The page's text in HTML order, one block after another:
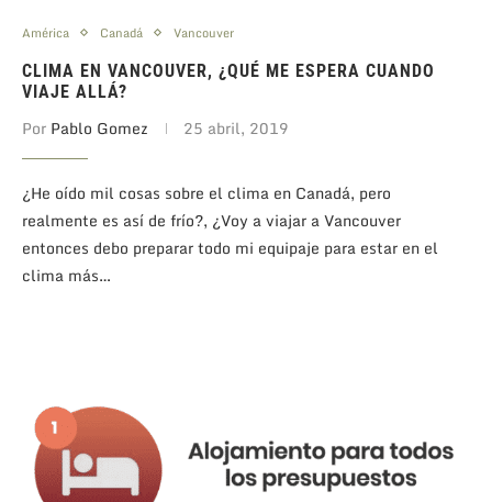
América Canadá Vancouver
CLIMA EN VANCOUVER, ¿QUÉ ME ESPERA CUANDO
VIAJE ALLÁ?
Por Pablo Gomez 25 abril, 2019
¿He oído mil cosas sobre el clima en Canadá, pero
realmente es así de frío?, ¿Voy a viajar a Vancouver
entonces debo preparar todo mi equipaje para estar en el
clima más…